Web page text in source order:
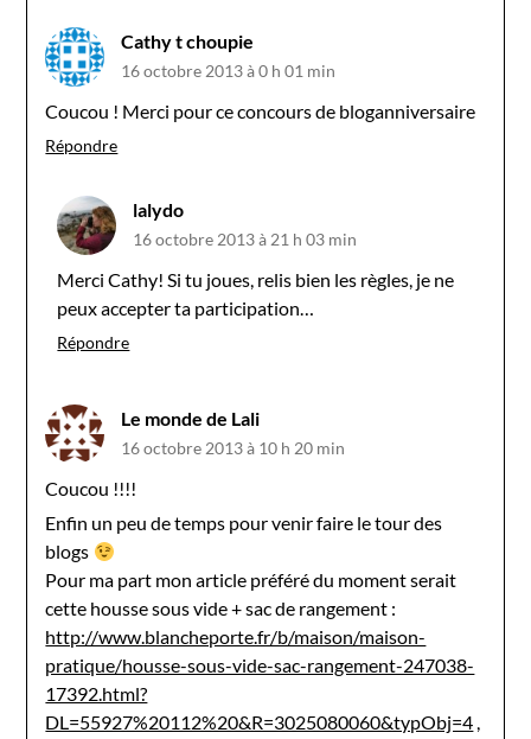
Cathy t choupie
16 octobre 2013 à 0 h 01 min
Coucou ! Merci pour ce concours de bloganniversaire
Répondre
lalydo
16 octobre 2013 à 21 h 03 min
Merci Cathy! Si tu joues, relis bien les règles, je ne
peux accepter ta participation…
Répondre
Le monde de Lali
16 octobre 2013 à 10 h 20 min
Coucou !!!!
Enfin un peu de temps pour venir faire le tour des
blogs
Pour ma part mon article préféré du moment serait
cette housse sous vide + sac de rangement :
http://www.blancheporte.fr/b/maison/maison-
pratique/housse-sous-vide-sac-rangement-247038-
17392.html?
DL=55927%20112%20&R=3025080060&typObj=4 ,